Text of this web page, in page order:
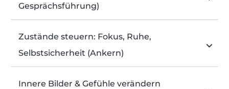
Gesprächsführung)
Zustände steuern: Fokus, Ruhe,
Selbstsicherheit (Ankern)
Innere Bilder & Gefühle verändern